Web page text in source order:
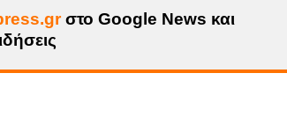
στο Google News και